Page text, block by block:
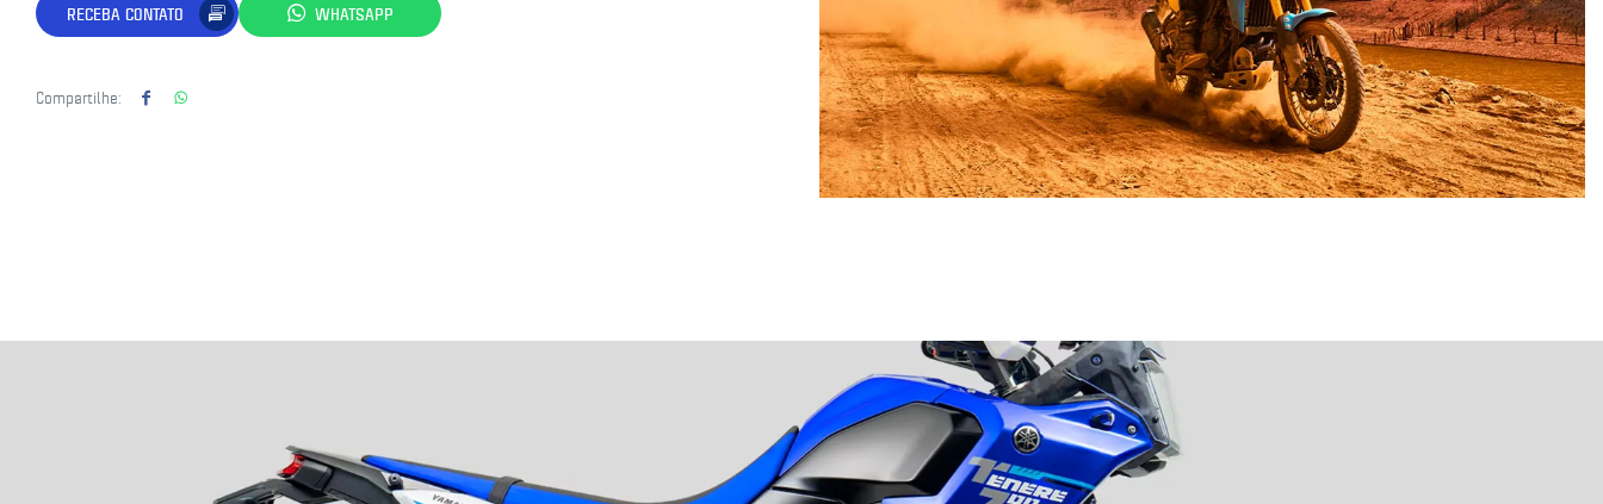
RECEBA CONTATO WHATSAPP
Compartilhe: